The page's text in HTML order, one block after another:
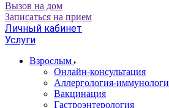
Вызов на дом
Записаться на прием
Личный кабинет
Услуги
Взрослым
Онлайн-консультация
Аллергология-
Вакцинация
Гастроэнтерология